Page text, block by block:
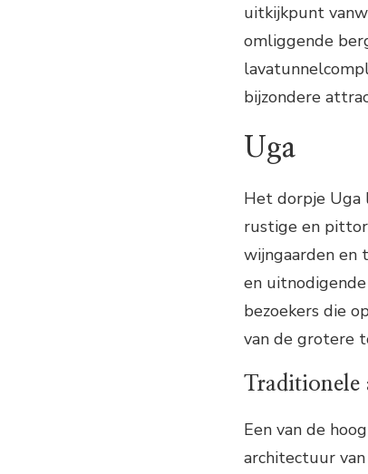
uitkijkpunt
omliggende
bijzondere
Uga
Het dorpje Uga
rustige en
wijngaarden en
en
bezoekers die
van de grotere
Traditionele
Een van de
architectuur